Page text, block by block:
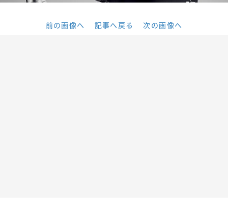
前の画像へ 記事へ戻る 次の画像へ